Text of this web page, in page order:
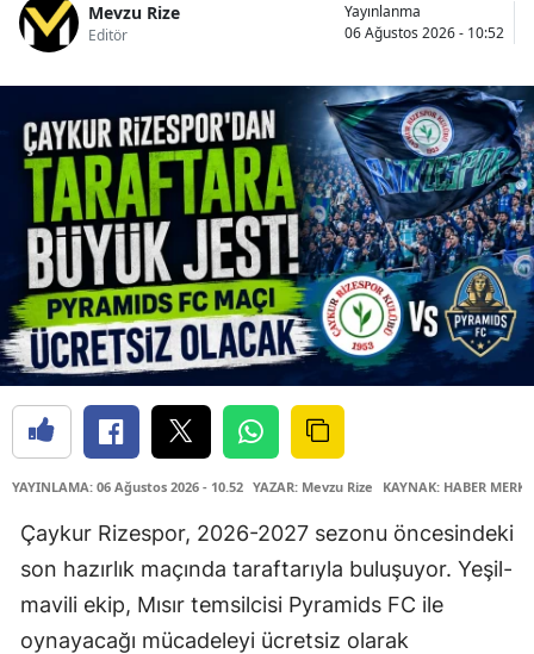
Mevzu Rize
Editör
Yayınlanma
06 Ağustos 2026 - 10:52
YAYINLAMA: 06 Ağustos 2026 - 10.52 YAZAR: Mevzu Rize KAYNAK: HABER
Çaykur Rizespor, 2026-2027 sezonu öncesindeki
son hazırlık maçında taraftarıyla buluşuyor. Yeşil-
mavili ekip, Mısır temsilcisi Pyramids FC ile
oynayacağı mücadeleyi ücretsiz olarak